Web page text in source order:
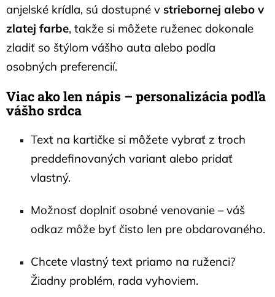
anjelské krídla, sú dostupné v striebornej alebo v
zlatej farbe, takže si môžete ruženec dokonale
zladiť so štýlom vášho auta alebo podľa
osobných preferencií.
Viac ako len nápis – personalizácia podľa
vášho srdca
Text na kartičke si môžete vybrať z troch
preddefinovaných variant alebo pridať
vlastný.
Možnosť doplniť osobné venovanie – váš
odkaz môže byť čisto len pre obdarovaného.
Chcete vlastný text priamo na ruženci?
Žiadny problém, rada vyhoviem.